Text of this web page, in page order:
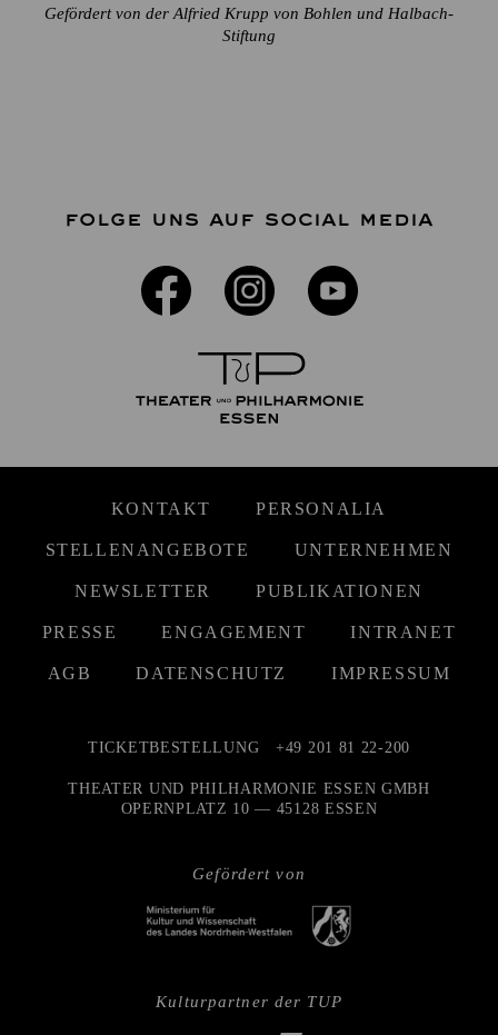
Gefördert von der Alfried Krupp von Bohlen und Halbach-
Stiftung
FOLGE UNS AUF SOCIAL MEDIA
KONTAKT PERSONALIA
STELLENANGEBOTE UNTERNEHMEN
NEWSLETTER PUBLIKATIONEN
PRESSE ENGAGEMENT INTRANET
AGB DATENSCHUTZ IMPRESSUM
Gefördert von
TICKETBESTELLUNG +49 201 81 22-200
THEATER UND PHILHARMONIE ESSEN GMBH
OPERNPLATZ 10 — 45128 ESSEN
Kulturpartner der TUP